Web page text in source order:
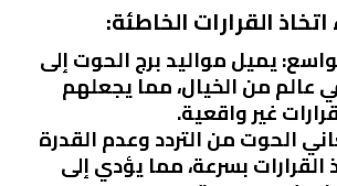
القرارات الخاطئة:
يميل مواليد برج الحوت إلى
عالم من الخيال، مما يجعلهم
غير واقعية.
الحوت من التردد وعدم القدرة
القرارات بسرعة، مما يؤدي إلى